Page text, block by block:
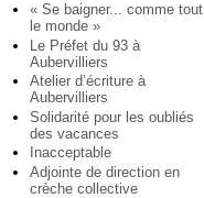
« Se baigner... comme tout
le monde »
Le Préfet du 93 à
Aubervilliers
Atelier d’écriture à
Aubervilliers
Solidarité pour les oubliés
des vacances
Inacceptable
Adjointe de direction en
crèche collective